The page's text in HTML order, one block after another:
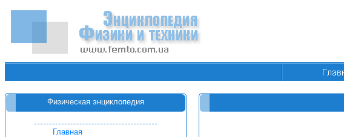
Физическая энциклопедия
Главная